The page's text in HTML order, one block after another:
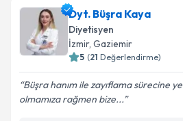
takvim hazırlandığında e-
E-posta Adresiniz
Kişisel verilerimin
Dyt. Büşra Kaya
Diyetisyen
İzmir, Gaziemir
5 (21 Değerlendirme)
Büşra hanım ile zayıflama sürecine
olmamıza rağmen bize...